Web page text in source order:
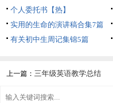
个人委托书【热】
实用的生命的演讲稿合集7篇
有关初中生周记集锦5篇
上一篇：三年级英语教学总结